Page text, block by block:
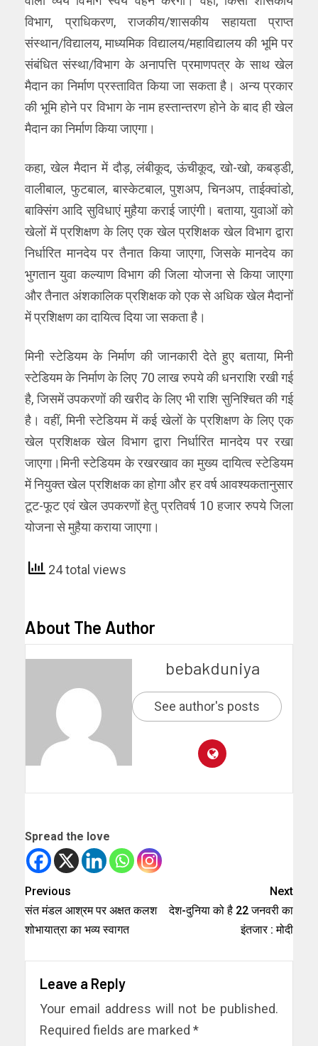
विभाग, प्राधिकरण, राजकीय/शासकीय सहायता प्राप्त
संस्थान/विद्यालय, माध्यमिक विद्यालय/महाविद्यालय की भूमि पर
संबंधित संस्था/विभाग के अनापत्ति प्रमाणपत्र के साथ खेल
मैदान का निर्माण प्रस्तावित किया जा सकता है। अन्य प्रकार
की भूमि होने पर विभाग के नाम हस्तान्तरण होने के बाद ही खेल
मैदान का निर्माण किया जाएगा।
कहा, खेल मैदान में दौड़, लंबीकूद, ऊंचीकूद, खो-खो, कबड्डी,
वालीबाल, फुटबाल, बास्केटबाल, पुशअप, चिनअप, ताईक्वांडो,
बाक्सिंग आदि सुविधाएं मुहैया कराई जाएंगी। बताया, युवाओं को
खेलों में प्रशिक्षण के लिए एक खेल प्रशिक्षक खेल विभाग द्वारा
निर्धारित मानदेय पर तैनात किया जाएगा, जिसके मानदेय का
भुगतान युवा कल्याण विभाग की जिला योजना से किया जाएगा
और तैनात अंशकालिक प्रशिक्षक को एक से अधिक खेल मैदानों
में प्रशिक्षण का दायित्व दिया जा सकता है।
मिनी स्टेडियम के निर्माण की जानकारी देते हुए बताया, मिनी
स्टेडियम के निर्माण के लिए 70 लाख रुपये की धनराशि रखी गई
है, जिसमें उपकरणों की खरीद के लिए भी राशि सुनिश्चित की गई
है। वहीं, मिनी स्टेडियम में कई खेलों के प्रशिक्षण के लिए एक
खेल प्रशिक्षक खेल विभाग द्वारा निर्धारित मानदेय पर रखा
जाएगा।मिनी स्टेडियम के रखरखाव का मुख्य दायित्व स्टेडियम
में नियुक्त खेल प्रशिक्षक का होगा और हर वर्ष आवश्यकतानुसार
टूट-फूट एवं खेल उपकरणों हेतु प्रतिवर्ष 10 हजार रुपये जिला
योजना से मुहैया कराया जाएगा।
24 total views
About The Author
bebakduniya
See author's posts
Spread the love
Previous
संत मंडल आश्रम पर अक्षत कलश
शोभायात्रा का भव्य स्वागत
Next
देश-दुनिया को है 22 जनवरी का
इंतजार : मोदी
Leave a Reply
Your email address will not be published.
Required fields are marked *